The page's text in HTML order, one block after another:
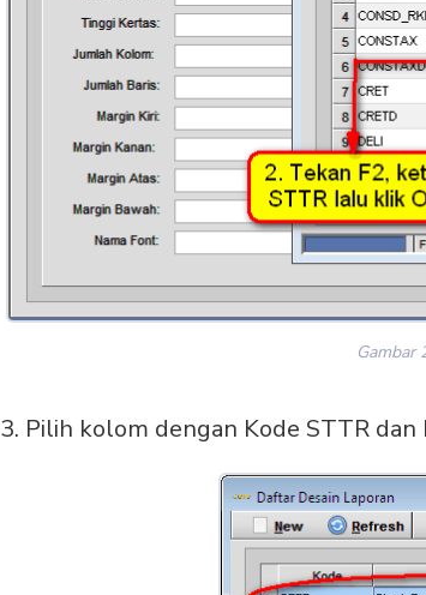
Gambar
3. Pilih kolom dengan Kode STTR